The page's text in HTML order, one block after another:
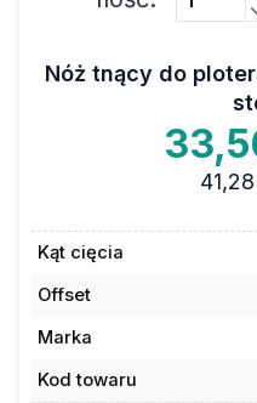
Nóż tnący do
41,28
Kąt cięcia
Offset
Marka
Kod towaru